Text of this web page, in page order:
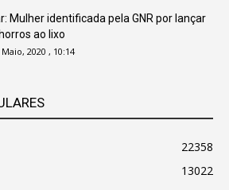
Mulher identificada pela GNR por lançar
ao lixo
2020 , 10:14
22358
13022